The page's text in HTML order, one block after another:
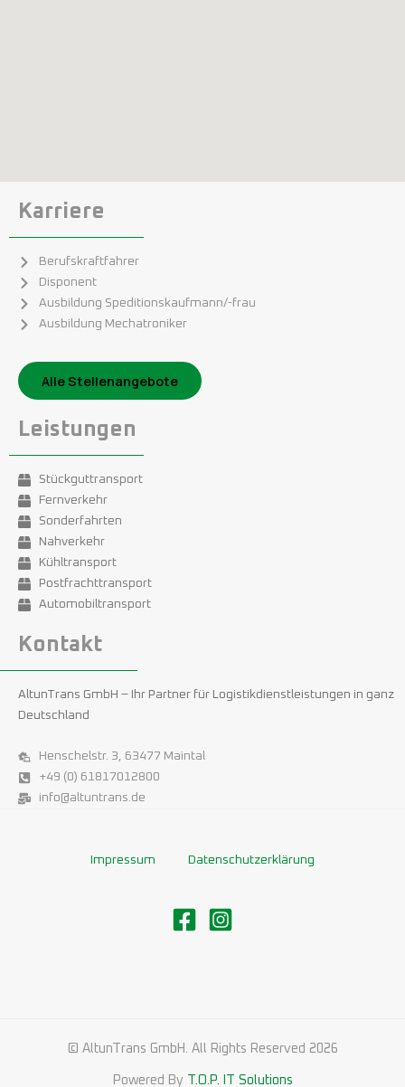
Karriere
Berufskraftfahrer
Disponent
Ausbildung Speditionskaufmann/-frau
Ausbildung Mechatroniker
Alle Stellenangebote
Leistungen
Stückguttransport
Fernverkehr
Sonderfahrten
Nahverkehr
Kühltransport
Postfrachttransport
Automobiltransport
Kontakt
AltunTrans GmbH – Ihr Partner für Logistikdienstleistungen in ganz
Deutschland
Henschelstr. 3, 63477 Maintal
+49 (0) 61817012800
info@altuntrans.de
Impressum Datenschutzerklärung
© AltunTrans GmbH. All Rights Reserved 2026
Powered By T.O.P. IT Solutions